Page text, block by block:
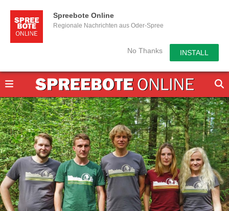
Spreebote Online
Regionale Nachrichten aus Oder-Spree
No Thanks INSTALL